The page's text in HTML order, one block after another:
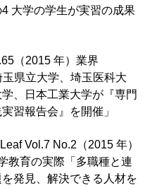
大学の学生が実習の成果
（2015 年）業界
県立大学、埼玉医科大
、日本工業大学が『専門
習報告会』を開催」
Vol.7 No.2（2015 年）
教育の実際「多職種と連
発見、解決できる人材を